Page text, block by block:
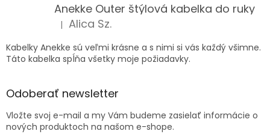
Anekke Outer štýlová kabelka do ruky
Hodnotenie produktu je 5 z 5 hviezdičiek.
| Alica Sz.
Kabelky Anekke sú veľmi krásne a s nimi si vás každý všimne.
Táto kabelka spĺňa všetky moje požiadavky.
Odoberať newsletter
Vložte svoj e-mail a my Vám budeme zasielať informácie o
nových produktoch na našom e-shope.